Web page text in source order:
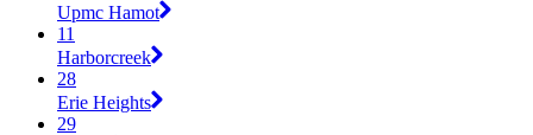
Upmc Hamot
11
Harborcreek
28
Erie Heights
29